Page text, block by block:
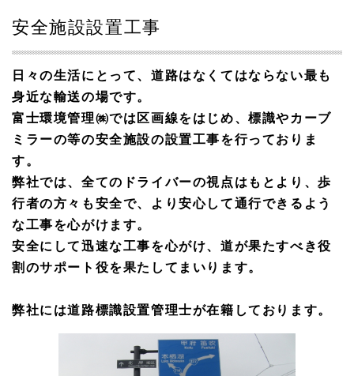
安全施設設置工事
日々の生活にとって、道路はなくてはならない最も
身近な輸送の場です。
富士環境管理㈱では区画線をはじめ、標識やカーブ
ミラーの等の安全施設の設置工事を行っておりま
す。
弊社では、全てのドライバーの視点はもとより、歩
行者の方々も安全で、より安心して通行できるよう
な工事を心がけます。
安全にして迅速な工事を心がけ、道が果たすべき役
割のサポート役を果たしてまいります。
弊社には道路標識設置管理士が在籍しております。